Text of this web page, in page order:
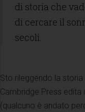
di storia che
di cercare il
secoli.
Sto rileggendo la
Cambridge Press edita
(qualcuno è andato